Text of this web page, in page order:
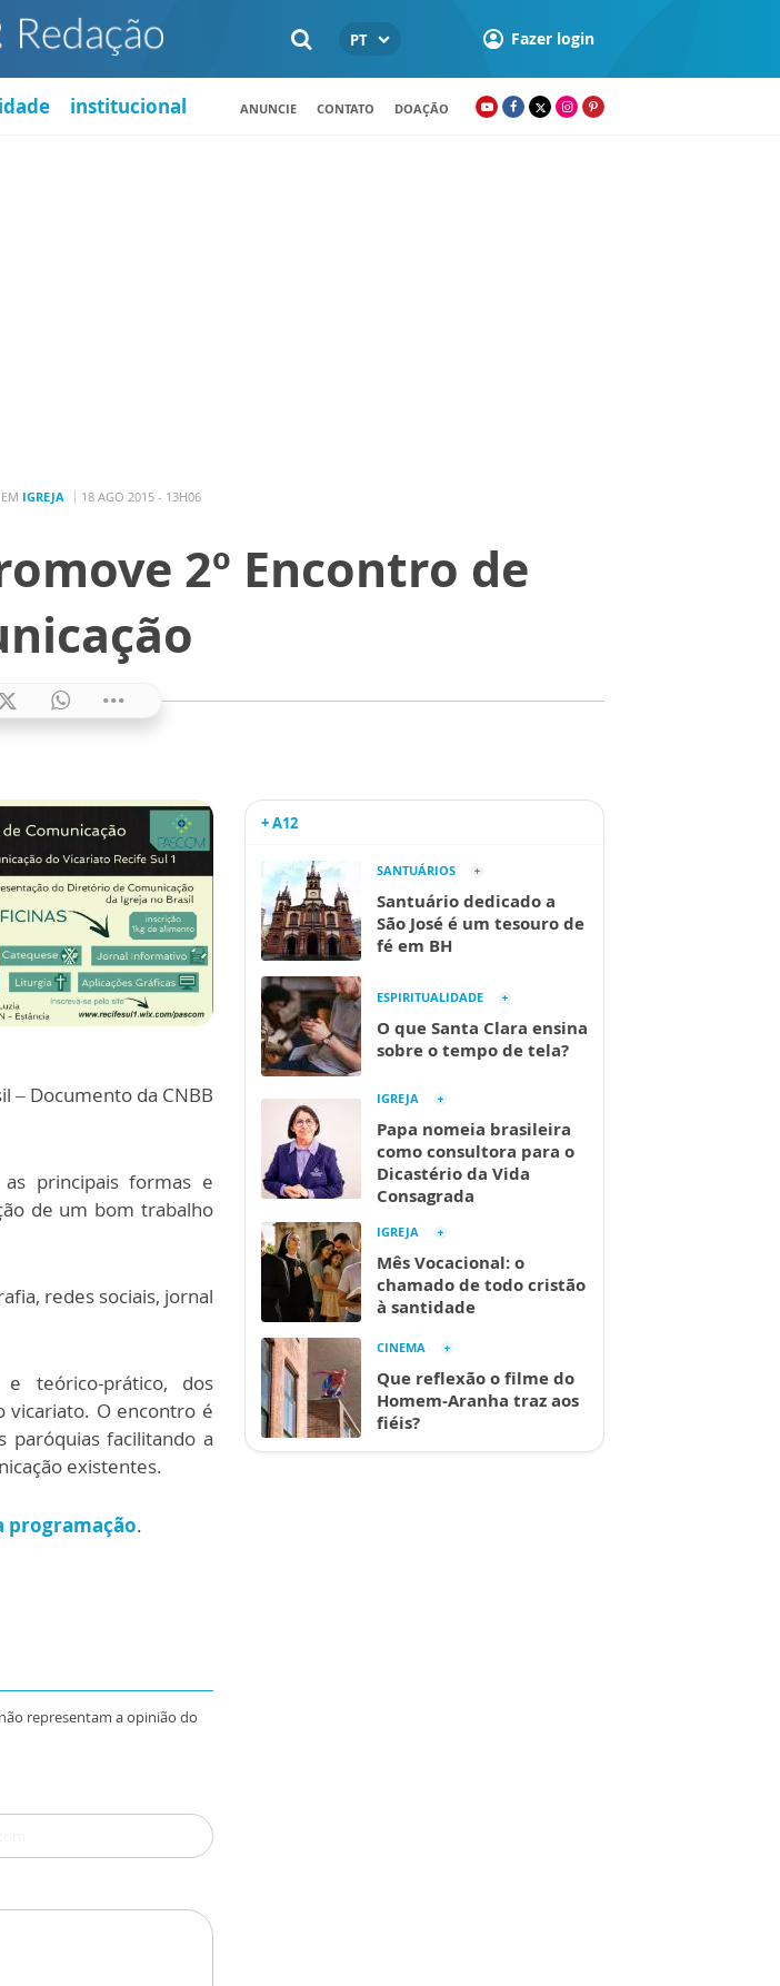
PT Fazer login
institucional ANUNCIE CONTATO DOAÇÃO
EM IGREJA 18 AGO 2015 - 13H06
2º Encontro de
– Documento da CNBB
principais formas e
de um bom trabalho
redes sociais, jornal
teórico-prático, dos
vicariato. O encontro é
paróquias facilitando a
existentes.
programação.
representam a opinião do
+ A12
SANTUÁRIOS
Santuário dedicado a
São José é um tesouro de
fé em BH
ESPIRITUALIDADE
O que Santa Clara ensina
sobre o tempo de tela?
IGREJA
Papa nomeia brasileira
como consultora para o
Dicastério da Vida
Consagrada
IGREJA
Mês Vocacional: o
chamado de todo cristão
à santidade
CINEMA
Que reflexão o filme do
Homem-Aranha traz aos
fiéis?